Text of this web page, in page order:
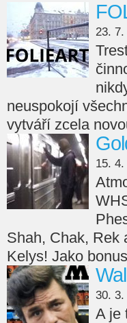
23. 7.
neuspokojí
vytváří zcela
15. 4.
Shah, Chak, Rek
Kelys! Jako
30. 3.
A je